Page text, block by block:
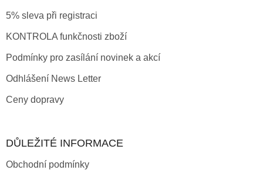
5% sleva při registraci
KONTROLA funkčnosti zboží
Podmínky pro zasílání novinek a akcí
Odhlášení News Letter
Ceny dopravy
DŮLEŽITÉ INFORMACE
Obchodní podmínky